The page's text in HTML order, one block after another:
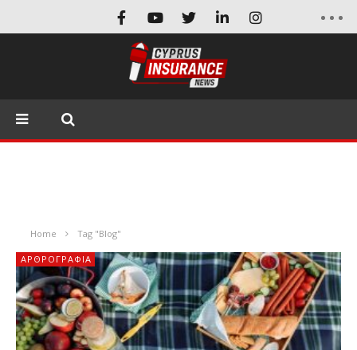
Home Tag "Blog"
ΑΡΘΡΟΓΡΑΦΊΑ